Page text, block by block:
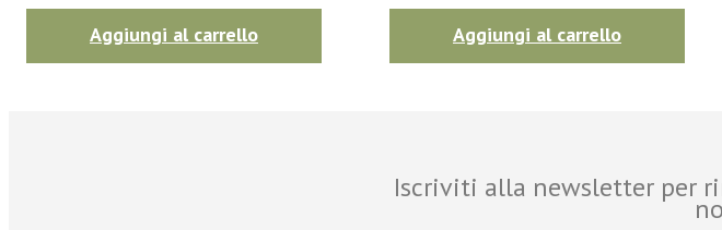
Aggiungi al carrello Aggiungi al carrello
Iscriviti alla newsletter per